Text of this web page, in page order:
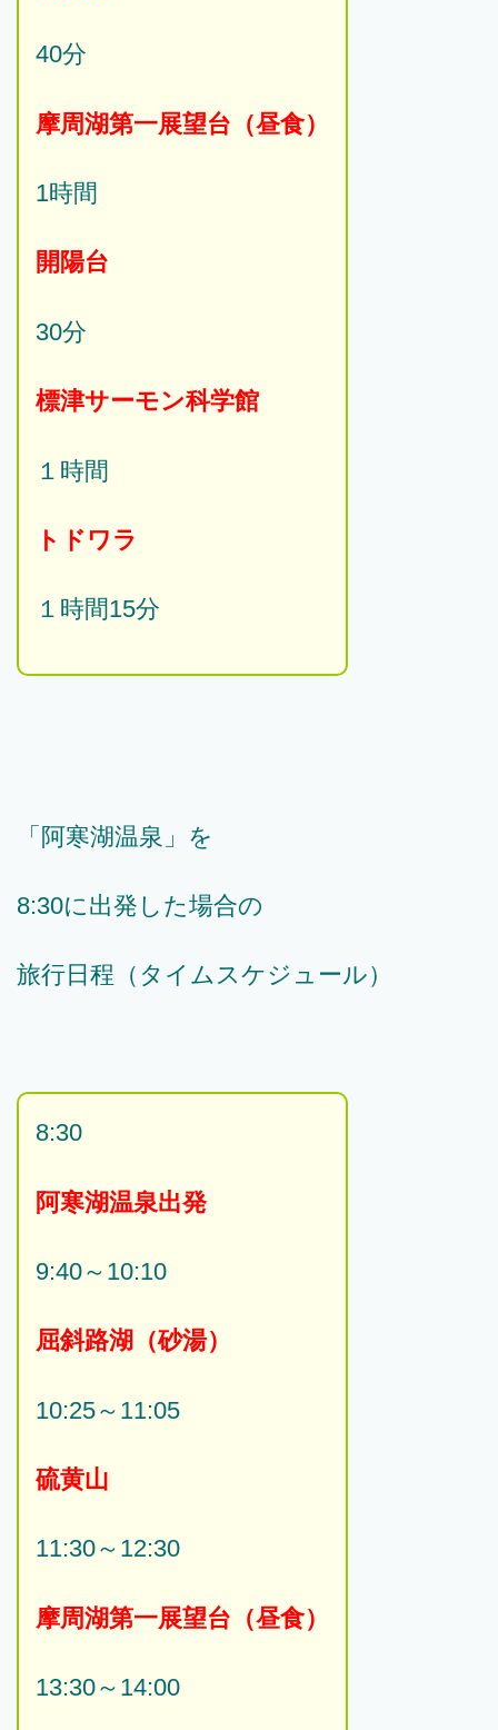
40分
摩周湖第一展望台（昼食）
1時間
開陽台
30分
標津サーモン科学館
１時間
トドワラ
１時間15分
「阿寒湖温泉」を
8:30に出発した場合の
旅行日程（タイムスケジュール）
8:30
阿寒湖温泉出発
9:40～10:10
屈斜路湖（砂湯）
10:25～11:05
硫黄山
11:30～12:30
摩周湖第一展望台（昼食）
13:30～14:00